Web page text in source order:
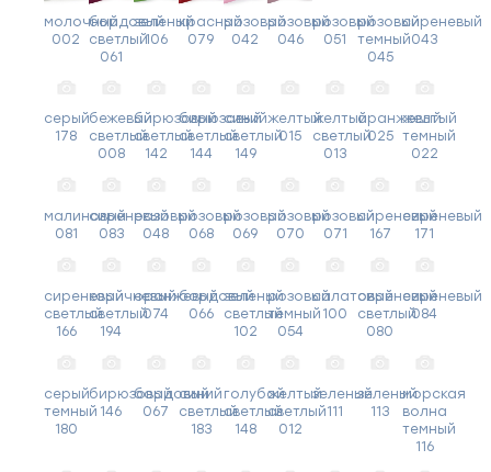
молочный
002
бордовый
светлый
061
зеленый
106
красный
079
розовый
042
розовый
046
розовый
051
розовый
темный
045
сиреневый
043
серый
178
бежевый
светлый
008
бирюзовый
светлый
142
бирюзовый
светлый
144
синий
светлый
149
желтый
015
желтый
светлый
013
оранжевый
025
желтый
темный
022
малиновый
081
сиреневый
083
розовый
048
розовый
068
розовый
069
розовый
070
розовый
071
сиреневый
167
сиреневый
171
сиреневый
светлый
166
коричневый
светлый
194
оранжевый
074
бордовый
066
зеленый
светлый
102
розовый
темный
054
салатовый
100
сиреневый
светлый
080
сиреневый
084
серый
темный
180
бирюзовый
146
бордовый
067
синий
светлый
183
голубой
светлый
148
желтый
светлый
012
зеленый
111
зеленый
113
морская
волна
темный
116